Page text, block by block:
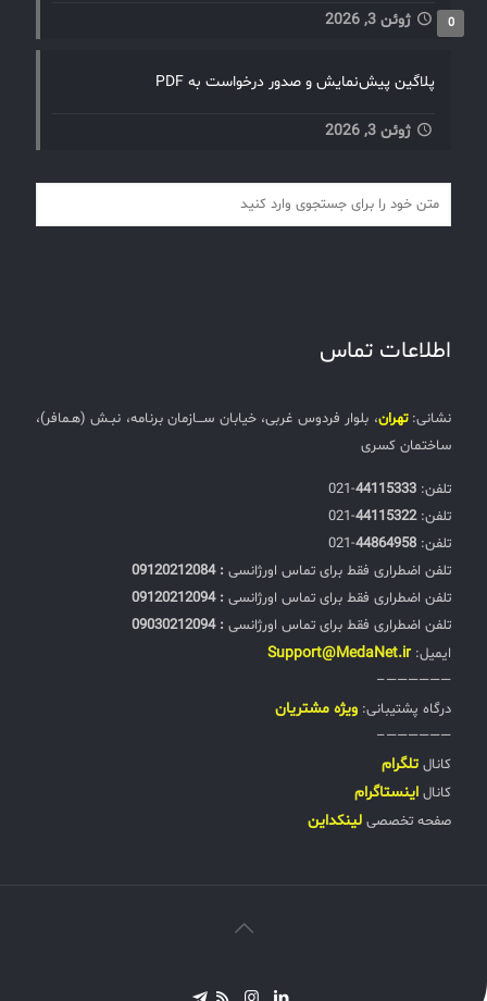
ژوئن 3, 2026 0
پلاگین پیش‌نمایش و صدور درخواست به PDF
ژوئن 3, 2026
اطلاعات تماس
نشانی:تهران، بلوار فردوس غربی، خیابان ســـازمان برنامه، نبـش (هـمافر)،
ساختمان کسری
تلفن:‌ 44115333
-021
تلفن:‌44115322
-021
تلفن:‌ 44864958
-021
تلفن اضطراری فقط برای تماس اورژانسی : 09120212084
تلفن اضطراری فقط برای تماس اورژانسی : 09120212094
تلفن اضطراری فقط برای تماس اورژانسی : 09030212094
ایمیل: Support@MedaNet.ir
——————–
درگاه پشتیبانی: ويژه مشتریان
——————–
کانال تلگرام
کانال اینستاگرام
صفحه تخصصی لینکداین